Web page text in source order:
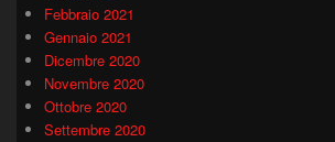
Febbraio 2021
Gennaio 2021
Dicembre 2020
Novembre 2020
Ottobre 2020
Settembre 2020